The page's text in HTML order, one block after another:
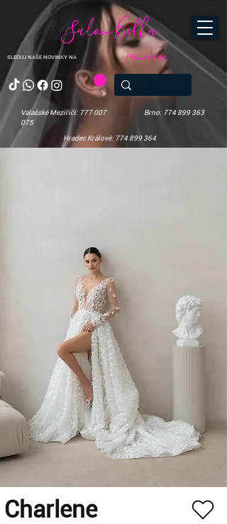
SLEDUJ NAŠE NOVINKY NA
Salon Bella
Valašské Meziříčí: 777 007
075
Brno: 774 899 363
Hradec Králové: 774 899 364
Přihlásit se
Charlene